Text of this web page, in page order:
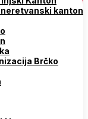
kanton
Brčko